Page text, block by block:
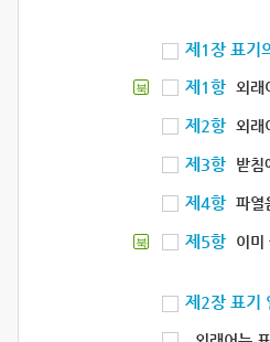
제1장 표기
북 제1항 외래
제2항 외래
제3항 받침
제4항 파열
북 제5항 이미
제2장 표기